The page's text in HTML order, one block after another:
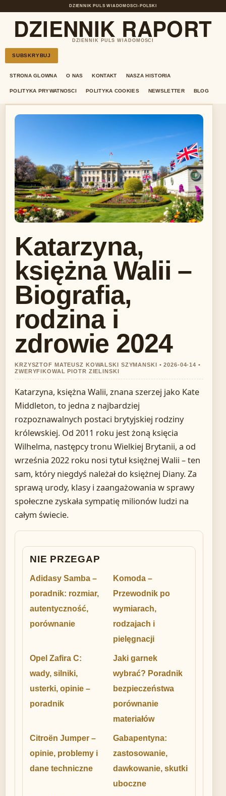
DZIENNIK PULS WIADOMOSCI• POLSKI
DZIENNIK RAPORT
DZIENNIK PULS WIADOMOSCI
SUBSKRYBUJ
STRONA GLOWNA O NAS KONTAKT NASZA HISTORIA
POLITYKA PRYWATNOSCI POLITYKA COOKIES NEWSLETTER BLOG
Katarzyna,
księżna Walii –
Biografia,
rodzina i
zdrowie 2024
KRZYSZTOF MATEUSZ KOWALSKI SZYMANSKI • 2026-04-14 •
ZWERYFIKOWAL PIOTR ZIELINSKI
Katarzyna, księżna Walii, znana szerzej jako Kate
Middleton, to jedna z najbardziej
rozpoznawalnych postaci brytyjskiej rodziny
królewskiej. Od 2011 roku jest żoną księcia
Wilhelma, następcy tronu Wielkiej Brytanii, a od
września 2022 roku nosi tytuł księżnej Walii – ten
sam, który niegdyś należał do księżnej Diany. Za
sprawą urody, klasy i zaangażowania w sprawy
społeczne zyskała sympatię milionów ludzi na
całym świecie.
NIE PRZEGAP
Adidasy Samba –
poradnik: rozmiar,
autentyczność,
porównanie
Komoda –
Przewodnik po
wymiarach,
rodzajach i
pielęgnacji
Opel Zafira C:
wady, silniki,
usterki, opinie –
poradnik
Jaki garnek
wybrać? Poradnik
bezpieczeństwa
porównanie
materiałów
Citroën Jumper –
opinie, problemy i
dane techniczne
Gabapentyna:
zastosowanie,
dawkowanie, skutki
uboczne